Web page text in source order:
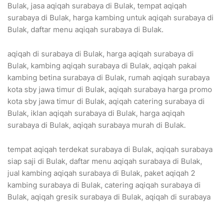
Bulak, jasa aqiqah surabaya di Bulak, tempat aqiqah
surabaya di Bulak, harga kambing untuk aqiqah surabaya di
Bulak, daftar menu aqiqah surabaya di Bulak.
aqiqah di surabaya di Bulak, harga aqiqah surabaya di
Bulak, kambing aqiqah surabaya di Bulak, aqiqah pakai
kambing betina surabaya di Bulak, rumah aqiqah surabaya
kota sby jawa timur di Bulak, aqiqah surabaya harga promo
kota sby jawa timur di Bulak, aqiqah catering surabaya di
Bulak, iklan aqiqah surabaya di Bulak, harga aqiqah
surabaya di Bulak, aqiqah surabaya murah di Bulak.
tempat aqiqah terdekat surabaya di Bulak, aqiqah surabaya
siap saji di Bulak, daftar menu aqiqah surabaya di Bulak,
jual kambing aqiqah surabaya di Bulak, paket aqiqah 2
kambing surabaya di Bulak, catering aqiqah surabaya di
Bulak, aqiqah gresik surabaya di Bulak, aqiqah di surabaya